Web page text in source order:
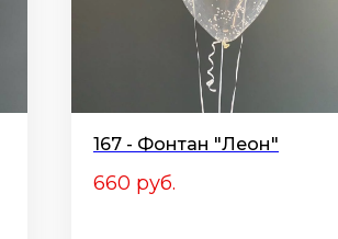
167 - Фонтан "Леон"
660 руб.